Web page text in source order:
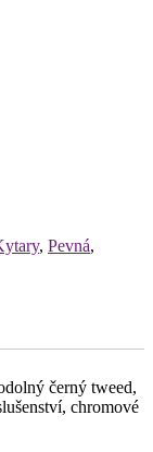
, Pevná,
černý tweed,
chromové